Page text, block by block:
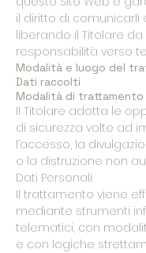
il diritto di comunicarli
liberando il Titolare
responsabilità verso
Modalità e luogo del
Dati raccolti
Modalità di trattamento
Il Titolare adotta le
di sicurezza volte ad
l’accesso, la
o la distruzione non
Dati Personali.
Il trattamento viene
mediante strumenti
telematici, con
e con logiche